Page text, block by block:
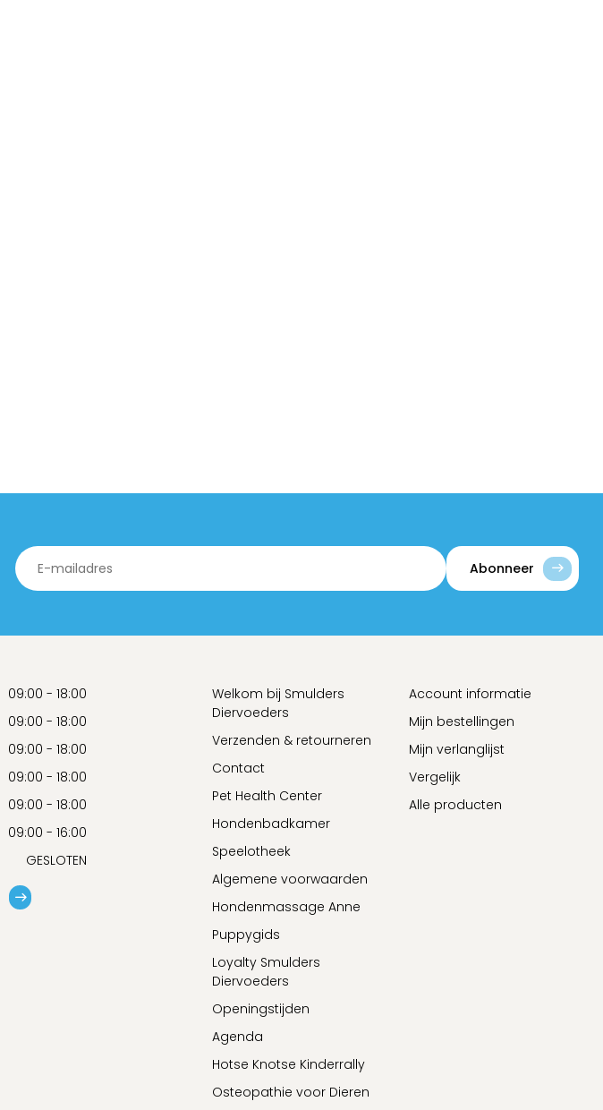
Abonneer
09:00 - 18:00
09:00 - 18:00
09:00 - 18:00
09:00 - 18:00
09:00 - 18:00
09:00 - 16:00
GESLOTEN
Welkom bij Smulders
Diervoeders
Verzenden & retourneren
Contact
Pet Health Center
Hondenbadkamer
Speelotheek
Algemene voorwaarden
Hondenmassage Anne
Puppygids
Loyalty Smulders
Diervoeders
Openingstijden
Agenda
Hotse Knotse Kinderrally
Osteopathie voor Dieren
Account informatie
Mijn bestellingen
Mijn verlanglijst
Vergelijk
Alle producten